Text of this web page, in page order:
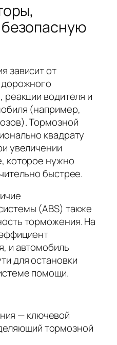
зависит от
дорожного
реакции водителя и
(например,
Тормозной
квадрату
увеличении
которое нужно
быстрее.
(ABS) также
торможения. На
и автомобиль
для остановки
помощи.
— ключевой
тормозной